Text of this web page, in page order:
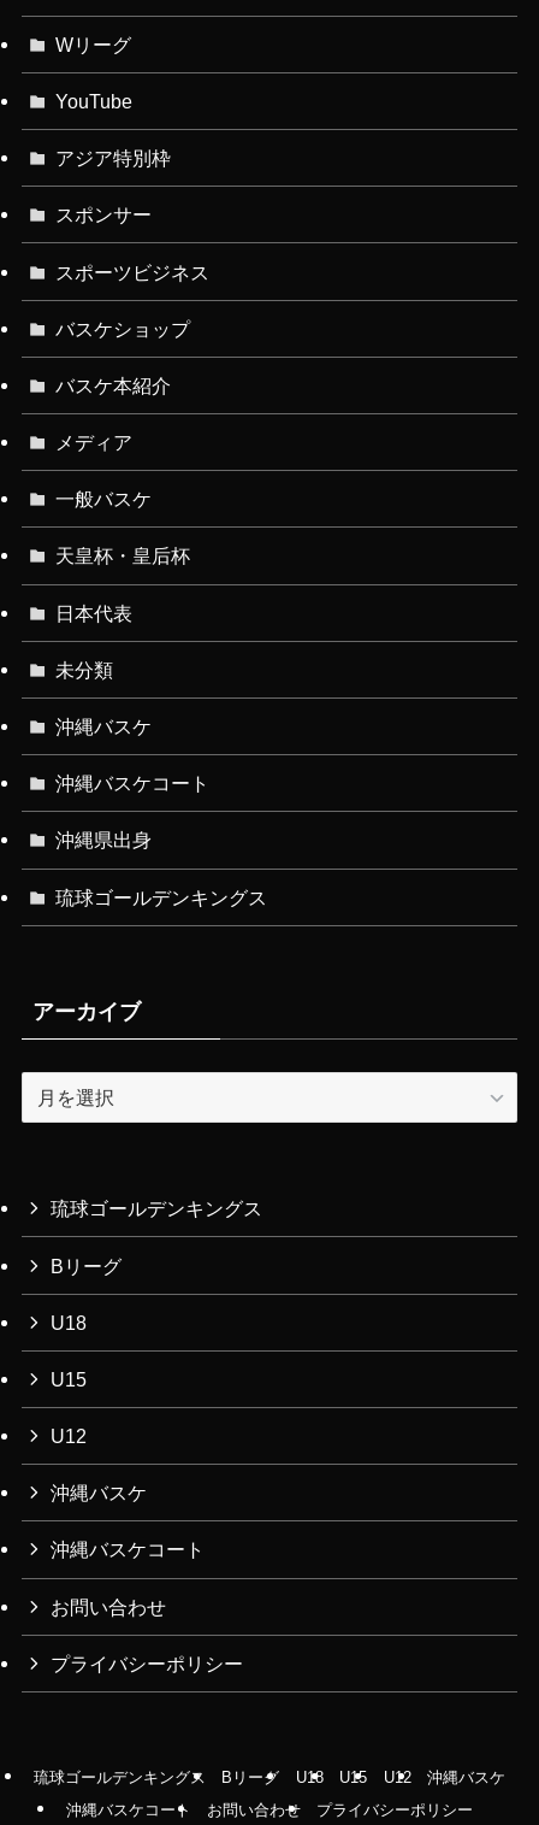
Wリーグ
YouTube
アジア特別枠
スポンサー
スポーツビジネス
バスケショップ
バスケ本紹介
メディア
一般バスケ
天皇杯・皇后杯
日本代表
未分類
沖縄バスケ
沖縄バスケコート
沖縄県出身
琉球ゴールデンキングス
アーカイブ
ー
ブ
琉球ゴールデンキングス
Bリーグ
U18
U15
U12
沖縄バスケ
沖縄バスケコート
お問い合わせ
プライバシーポリシー
琉球ゴールデンキングス Bリーグ U18 U15 U12
沖縄バスケ
沖縄バスケコート
お問い合わせ プライバシーポリシー